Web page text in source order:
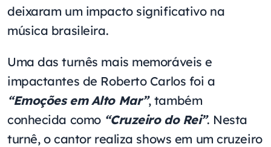
deixaram um impacto significativo na
música brasileira.
Uma das turnês mais memoráveis e
impactantes de Roberto Carlos foi a
“Emoções em Alto Mar”, também
conhecida como “Cruzeiro do Rei”. Nesta
turnê, o cantor realiza shows em um cruzeiro